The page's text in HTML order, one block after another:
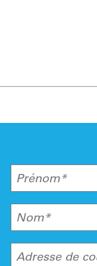
Prénom*
Nom*
Adresse de